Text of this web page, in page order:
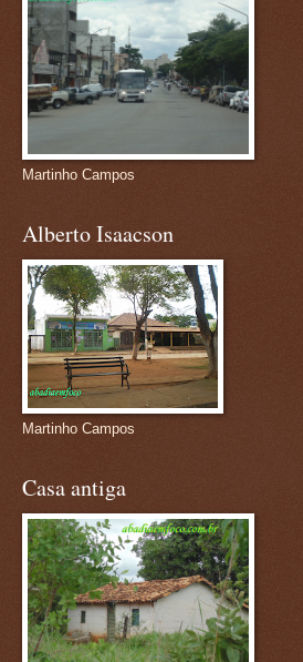
Martinho Campos
Alberto Isaacson
Martinho Campos
Casa antiga